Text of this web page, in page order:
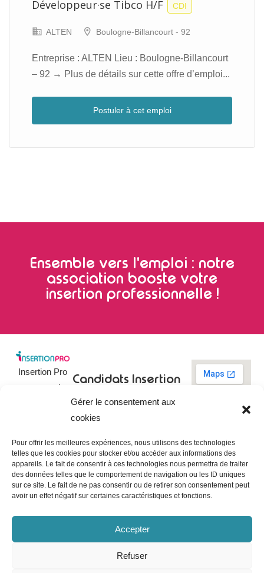
Gérer le consentement aux
cookies
Pour offrir les meilleures expériences, nous utilisons des technologies
telles que les cookies pour stocker et/ou accéder aux informations des
appareils. Le fait de consentir à ces technologies nous permettra de traiter
des données telles que le comportement de navigation ou les ID uniques
sur ce site. Le fait de ne pas consentir ou de retirer son consentement peut
avoir un effet négatif sur certaines caractéristiques et fonctions.
Accepter
Refuser
Développeur·se Tibco H/F CDI
ALTEN Boulogne-Billancourt - 92
Entreprise : ALTEN Lieu : Boulogne-Billancourt
– 92 → Plus de détails sur cette offre d’emploi...
Postuler à cet emploi
Ensemble vers l'emploi : notre
association booste votre
insertion professionnelle !
Insertion Pro
est une action
pour
l’Insertion
Professionnelle ,
dédiée à
l’insertion et
Candidats
emploi
Tableau de
bord du
candidat
Entreprises
Poster une
entreprises
Insertion
09 73 03 78
Contact
CGU
Mentions
légales
confidentialité
Politique de
cookies